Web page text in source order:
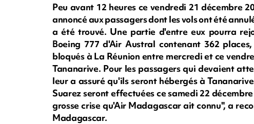
Peu avant 12 heures ce vendredi 21 décembre
annoncé aux passagers dont les vols ont été
a été trouvé. Une partie d'entre eux pourra
Boeing 777 d'Air Austral contenant 362
bloqués à La Réunion entre mercredi et ce
Tananarive. Pour les passagers qui devaient
leur a assuré qu'ils seront hébergés à
Suarez seront effectuées ce samedi 22
grosse crise qu'Air Madagascar ait connu", a
Madagascar.